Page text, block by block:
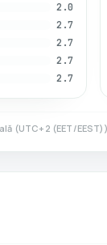
2.0
2.7
2.7
2.7
2.7
(UTC+2 (EET/EEST)